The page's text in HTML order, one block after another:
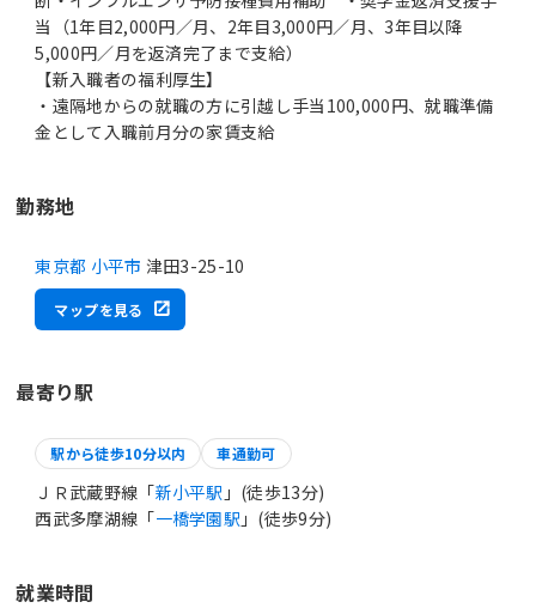
当（1年目2,000円／月、2年目3,000円／月、3年目以降
5,000円／月を返済完了まで支給）
【新入職者の福利厚生】
・遠隔地からの就職の方に引越し手当100,000円、就職準備
金として入職前月分の家賃支給
勤務地
東京都 小平市 津田3-25-10
マップを見る
最寄り駅
駅から徒歩10分以内 車通勤可
ＪＲ武蔵野線「新小平駅 」(徒歩13分)
西武多摩湖線「一橋学園駅 」(徒歩9分)
就業時間